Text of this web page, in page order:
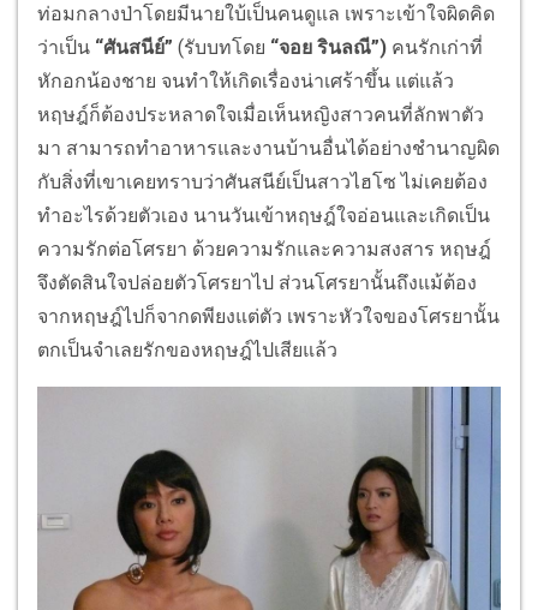
ท่อมกลางป่าโดยมีนายใบ้เป็นคนดูแล เพราะเข้าใจผิดคิด
ว่าเป็น “ศันสนีย์” (รับบทโดย “จอย รินลณี”) คนรักเก่าที่
หักอกน้องชาย จนทำให้เกิดเรื่องน่าเศร้าขึ้น แต่แล้ว
หฤษฎ์ก็ต้องประหลาดใจเมื่อเห็นหญิงสาวคนที่ลักพาตัว
มา สามารถทำอาหารและงานบ้านอื่นได้อย่างชำนาญผิด
กับสิ่งที่เขาเคยทราบว่าศันสนีย์เป็นสาวไฮโซ ไม่เคยต้อง
ทำอะไรด้วยตัวเอง นานวันเข้าหฤษฎ์ใจอ่อนและเกิดเป็น
ความรักต่อโศรยา ด้วยความรักและความสงสาร หฤษฎ์
จึงตัดสินใจปล่อยตัวโศรยาไป ส่วนโศรยานั้นถึงแม้ต้อง
จากหฤษฎ์ไปก็จากดพียงแต่ตัว เพราะหัวใจของโศรยานั้น
ตกเป็นจำเลยรักของหฤษฎ์ไปเสียแล้ว